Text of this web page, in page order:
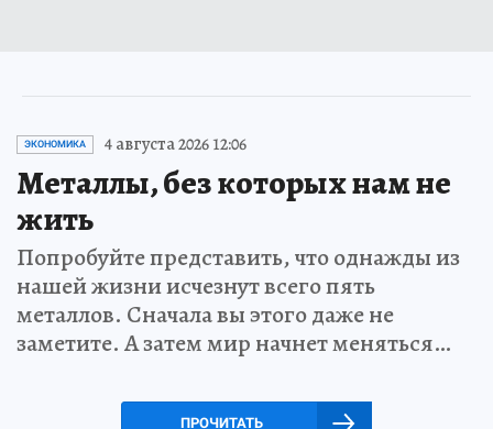
ЭКОНОМИКА 4 августа 2026 12:06
Металлы, без которых нам не
жить
Попробуйте представить, что однажды из
нашей жизни исчезнут всего пять
металлов. Сначала вы этого даже не
заметите. А затем мир начнет меняться…
ПРОЧИТАТЬ